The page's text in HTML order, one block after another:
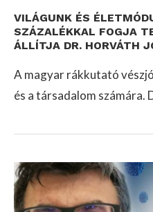
VILÁGUNK ÉS
SZÁZALÉKKAL FOGJA
ÁLLÍTJA DR. HORVÁTH
A magyar rákkutató
és a társadalom